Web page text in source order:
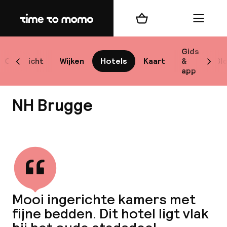
Home
Overzicht Wijken Hotels Kaart
Gids
&
app
Scroll naar links
Winkelmand Menu
NH Brugge
Mooi ingerichte kamers met
fijne bedden. Dit hotel ligt vlak